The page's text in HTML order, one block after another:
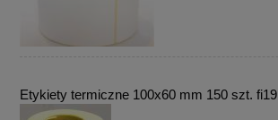
Etykiety termiczne 100x60 mm 150 szt.